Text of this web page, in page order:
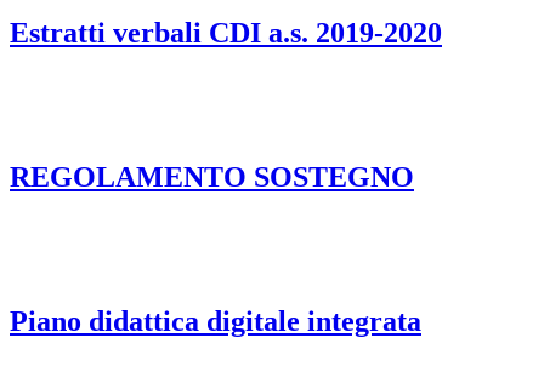
Estratti verbali CDI a.s. 2019-2020
REGOLAMENTO SOSTEGNO
Piano didattica digitale integrata